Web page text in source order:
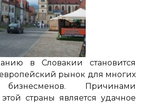
в Словакии становится
рынок для многих
бизнесменов. Причинами
страны является удачное